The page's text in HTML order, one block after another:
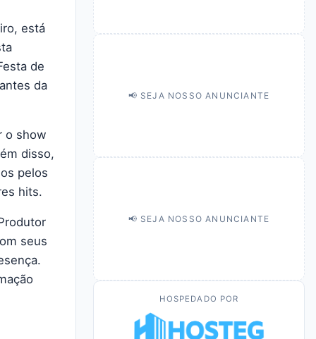
está
de
da
o show
disso,
pelos
hits.
seus
📢 SEJA NOSSO ANUNCIANTE
📢 SEJA NOSSO ANUNCIANTE
HOSPEDADO POR